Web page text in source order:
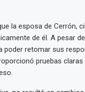
la esposa de Cerrón,
de él. A pesar
poder retomar sus
pruebas claras